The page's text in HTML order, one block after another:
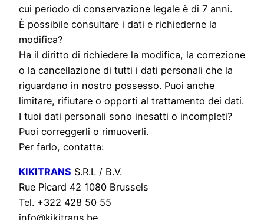
cui periodo di conservazione legale è di 7 anni.
È possibile consultare i dati e richiederne la
modifica?
Ha il diritto di richiedere la modifica, la correzione
o la cancellazione di tutti i dati personali che la
riguardano in nostro possesso. Puoi anche
limitare, rifiutare o opporti al trattamento dei dati.
I tuoi dati personali sono inesatti o incompleti?
Puoi correggerli o rimuoverli.
Per farlo, contatta:
KIKITRANS S.R.L / B.V.
Rue Picard 42 1080 Brussels
Tel. +322 428 50 55